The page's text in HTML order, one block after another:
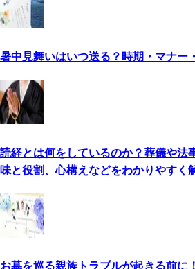
暑中見舞いはいつ送る？時期・マナー
読経とは何をしているのか？葬儀や法
味と役割、心構えなどをわかりやすく
お墓を巡る親族トラブルが起きる前に